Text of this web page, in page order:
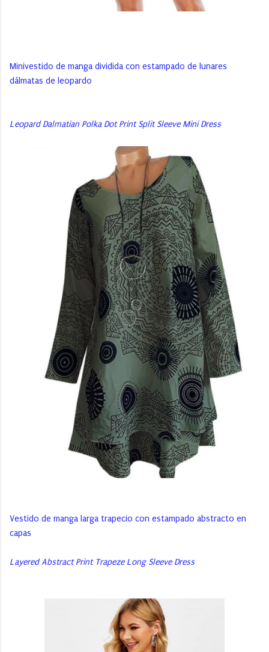
Minivestido de manga dividida con estampado de lunares
dálmatas de leopardo
Leopard Dalmatian Polka Dot Print Split Sleeve Mini Dress
Vestido de manga larga trapecio con estampado abstracto en
capas
Layered Abstract Print Trapeze Long Sleeve Dress